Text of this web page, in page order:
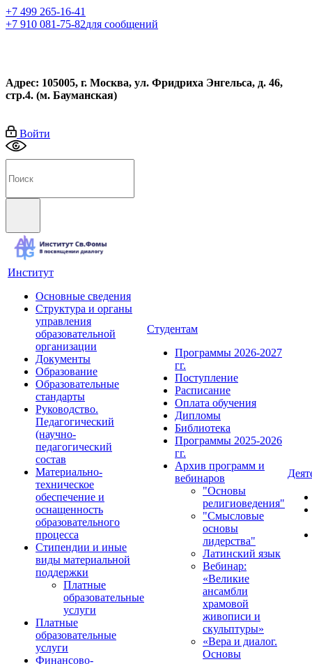
+7 499 265-16-41
+7 910 081-75-82для сообщений
Адрес: 105005, г. Москва, ул. Фридриха Энгельса, д. 46,
стр.4. (м. Бауманская)
Войти
Институт
Основные сведения
Структура и органы
управления
образовательной
организации
Документы
Образование
Образовательные
стандарты
Руководство.
Педагогический
(научно-
педагогический
состав
Материально-
техническое
обеспечение и
оснащенность
образовательного
процесса
Стипендии и иные
виды материальной
поддержки
Платные
образовательные
услуги
Платные
образовательные
услуги
Финансово-
Студентам
Программы 2026-2027
гг.
Поступление
Расписание
Оплата обучения
Дипломы
Библиотека
Программы 2025-2026
гг.
Архив программ и
вебинаров
"Основы
религиоведения"
"Смысловые
основы
лидерства"
Латинский язык
Вебинар:
«Великие
ансамбли
храмовой
живописи и
скульптуры»
«Вера и диалог.
Основы